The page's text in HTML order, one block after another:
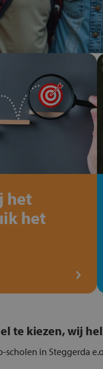
het
het
te kiezen, wij
scholen in Steggerda